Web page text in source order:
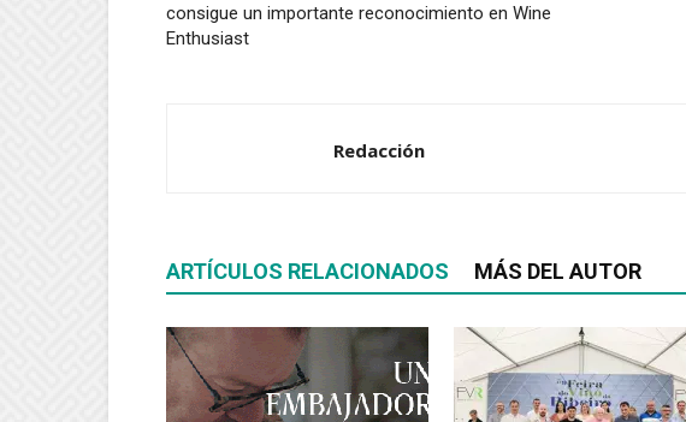
consigue un importante reconocimiento en Wine
Enthusiast
Redacción
ARTÍCULOS RELACIONADOS MÁS DEL AUTOR